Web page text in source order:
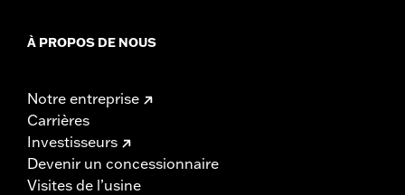
À PROPOS DE NOUS
Notre entreprise
Carrières
Investisseurs
Devenir un concessionnaire
Visites de l’usine